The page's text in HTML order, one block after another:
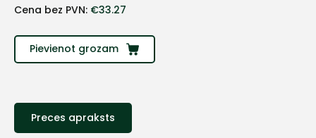
Cena bez PVN: €33.27
Pievienot grozam
Preces apraksts